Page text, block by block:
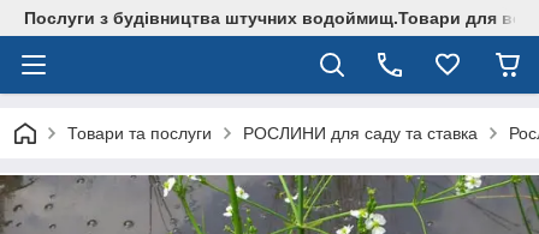
Послуги з будівництва штучних водоймищ.Товари для
Товари та послуги РОСЛИНИ для саду та ставка